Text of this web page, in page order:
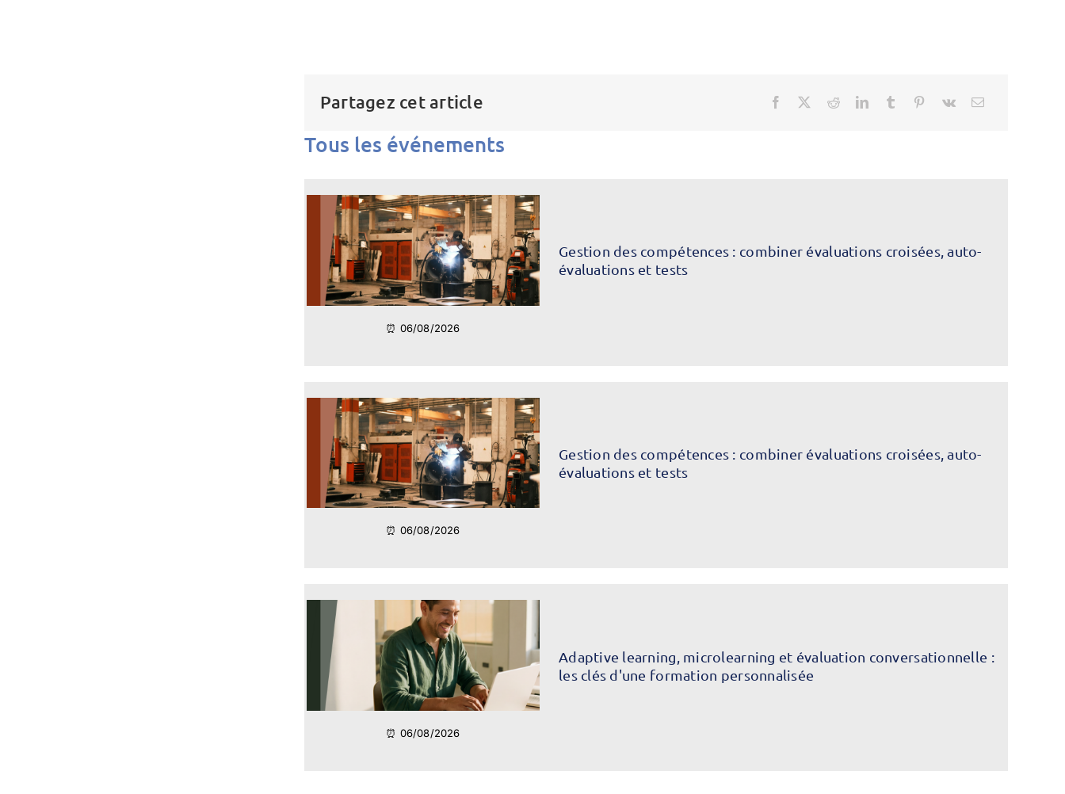
Partagez cet article
Tous les événements
⏰ 06/08/2026
Gestion des compétences : combiner évaluations croisées, auto-
évaluations et tests
⏰ 06/08/2026
Gestion des compétences : combiner évaluations croisées, auto-
évaluations et tests
⏰ 06/08/2026
Adaptive learning, microlearning et évaluation conversationnelle :
les clés d'une formation personnalisée